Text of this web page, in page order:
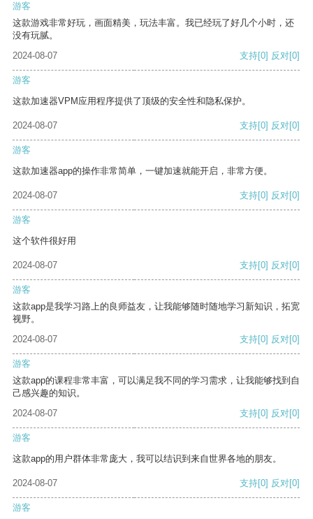
游客
这款游戏非常好玩，画面精美，玩法丰富。我已经玩了好几个小时，还
没有玩腻。
2024-08-07
支持[0] 反对[0]
游客
这款加速器VPM应用程序提供了顶级的安全性和隐私保护。
2024-08-07 支持[0] 反对[0]
游客
这款加速器app的操作非常简单，一键加速就能开启，非常方便。
2024-08-07 支持[0] 反对[0]
游客
这个软件很好用
2024-08-07 支持[0] 反对[0]
游客
这款app是我学习路上的良师益友，让我能够随时随地学习新知识，拓宽
视野。
2024-08-07
支持[0] 反对[0]
游客
这款app的课程非常丰富，可以满足我不同的学习需求，让我能够找到自
己感兴趣的知识。
2024-08-07
支持[0] 反对[0]
游客
这款app的用户群体非常庞大，我可以结识到来自世界各地的朋友。
2024-08-07 支持[0] 反对[0]
游客